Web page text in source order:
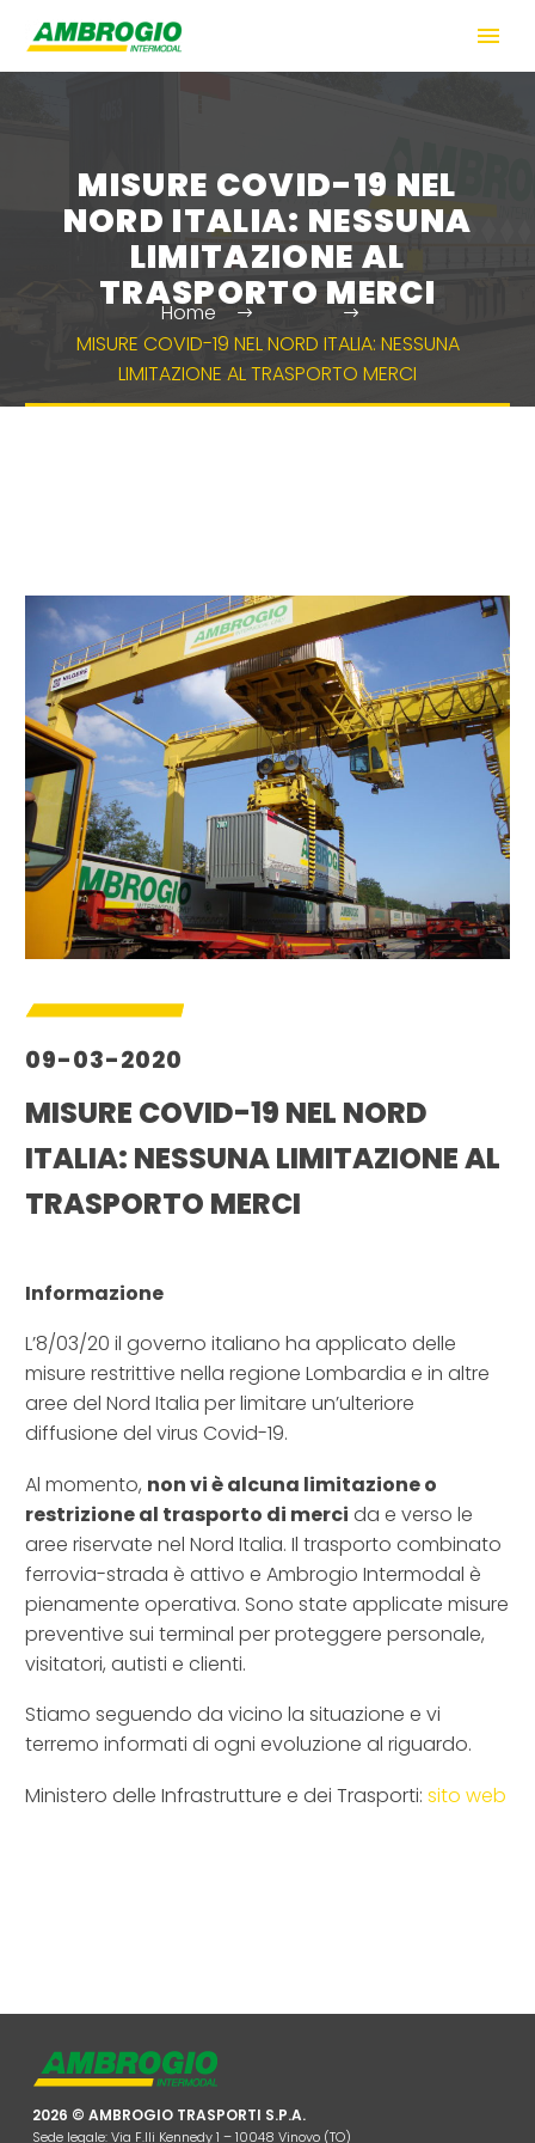
MISURE COVID-19 NEL
NORD ITALIA: NESSUNA
LIMITAZIONE AL
TRASPORTO MERCI
Home
News
MISURE COVID-19 NEL NORD ITALIA: NESSUNA
LIMITAZIONE AL TRASPORTO MERCI
09-03-2020
MISURE COVID-19 NEL NORD
ITALIA: NESSUNA LIMITAZIONE AL
TRASPORTO MERCI
Informazione
L’8/03/20 il governo italiano ha applicato delle
misure restrittive nella regione Lombardia e in altre
aree del Nord Italia per limitare un’ulteriore
diffusione del virus Covid-19.
Al momento, non vi è alcuna limitazione o
restrizione al trasporto di merci da e verso le
aree riservate nel Nord Italia. Il trasporto combinato
ferrovia-strada è attivo e Ambrogio Intermodal è
pienamente operativa. Sono state applicate misure
preventive sui terminal per proteggere personale,
visitatori, autisti e clienti.
Stiamo seguendo da vicino la situazione e vi
terremo informati di ogni evoluzione al riguardo.
Ministero delle Infrastrutture e dei Trasporti: sito web
2026 © AMBROGIO TRASPORTI S.P.A.
Sede legale: Via F.lli Kennedy 1 – 10048 Vinovo (TO)